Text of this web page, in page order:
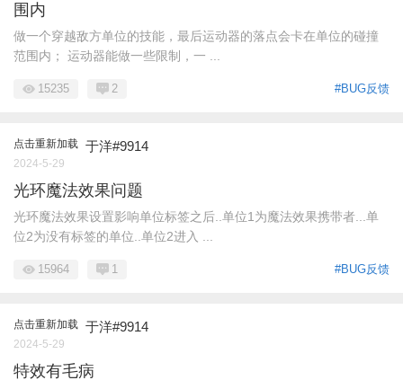
围内
做一个穿越敌方单位的技能，最后运动器的落点会卡在单位的碰撞
范围内； 运动器能做一些限制，一 ...
#BUG反馈
15235 2
点击重新加载 于洋#9914
2024-5-29
光环魔法效果问题
光环魔法效果设置影响单位标签之后..单位1为魔法效果携带者...单
位2为没有标签的单位..单位2进入 ...
#BUG反馈
15964 1
点击重新加载 于洋#9914
2024-5-29
特效有毛病